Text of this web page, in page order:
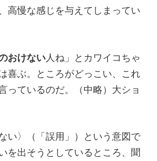
高慢な感じを与えてしまってい
おけない人ね」とカワイコちゃ
喜ぶ。ところがどっこい、これ
っているのだ。（中略）大ショ
い〉（「誤用」）という意図で
を出そうとしているところ、聞